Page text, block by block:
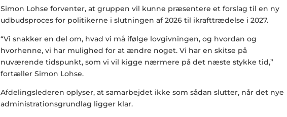
Simon Lohse forventer, at gruppen vil kunne præsentere et forslag til en ny
udbudsproces for politikerne i slutningen af 2026 til ikrafttrædelse i 2027.
“Vi snakker en del om, hvad vi må ifølge lovgivningen, og hvordan og
hvorhenne, vi har mulighed for at ændre noget. Vi har en skitse på
nuværende tidspunkt, som vi vil kigge nærmere på det næste stykke tid,”
fortæller Simon Lohse.
Afdelingslederen oplyser, at samarbejdet ikke som sådan slutter, når det nye
administrationsgrundlag ligger klar.